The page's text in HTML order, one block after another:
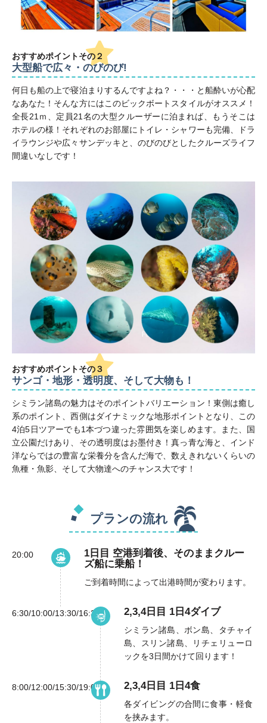
おすすめポイントその２
大型船で広々・のびのび!
何日も船の上で寝泊まりするんですよね？・・・と船酔いが心配
なあなた！そんな方にはこのビックボートスタイルがオススメ！
全長21ｍ、定員21名の大型クルーザーに泊まれば、もうそこは
ホテルの様！それぞれのお部屋にトイレ・シャワーも完備、ドラ
イラウンジや広々サンデッキと、のびのびとしたクルーズライフ
間違いなしです！
おすすめポイントその３
サンゴ・地形・透明度、そして大物も！
シミラン諸島の魅力はそのポイントバリエーション！東側は癒し
系のポイント、西側はダイナミックな地形ポイントとなり、この
4泊5日ツアーでも1本づつ違った雰囲気を楽しめます。また、国
立公園だけあり、その透明度はお墨付き！真っ青な海と、インド
洋ならではの豊富な栄養分を含んだ海で、数えきれないくらいの
魚種・魚影、そして大物達へのチャンス大です！
プランの流れ
20:00
1日目 空港到着後、そのままクルー
ズ船に乗船！
ご到着時間によって出港時間が変わります。
6:30/10:00/13:30/16:30 2,3,4日目 1日4ダイブ
シミラン諸島、ボン島、タチャイ
島、スリン諸島、リチェリューロ
ックを3日間かけて回ります！
8:00/12:00/15:30/19:00 2,3,4日目 1日4食
各ダイビングの合間に食事・軽食
を挟みます。